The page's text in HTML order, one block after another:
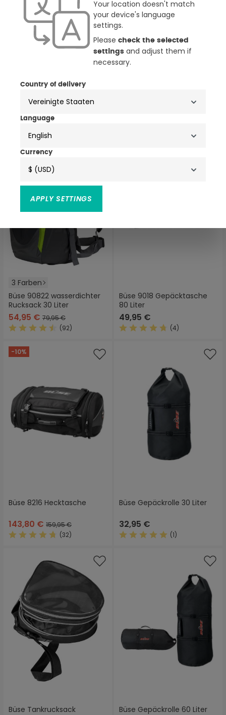
Büse Gürteltasche Dreiteilig
Durchschnittliche Bewertung von 4.7 von 5 Sternen
Durchschnittliche
3 Farben
Büse 90822 wasserdichter
Rucksack 30 Liter
54,95 € 79,95 €
(92)
Büse 9018 Gepäcktasche
80 Liter
49,95 €
(4)
-10%
Büse 8216 Hecktasche
143,80 € 159,95 €
(32)
Büse Gepäckrolle 30 Liter
32,95 €
(1)
Büse Tankrucksack Büse Gepäckrolle 60 Liter
Your location doesn't match
your device's language
settings.
Please check the selected
settings and adjust them if
necessary.
Country of delivery
Language
English
Currency
$ (USD)
APPLY SETTINGS